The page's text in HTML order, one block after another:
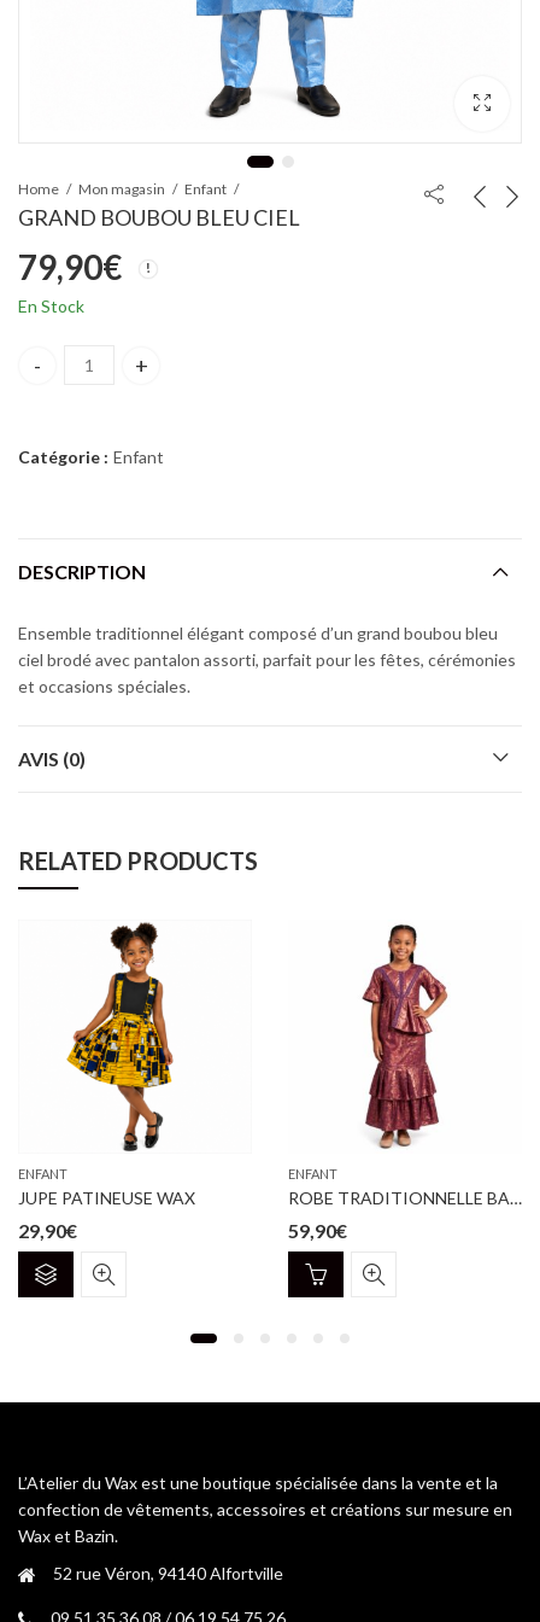
Home Mon magasin Enfant
GRAND BOUBOU BLEU CIEL
79,90€
En Stock
GRAND BOUBOU BLEU CIEL quantity
Catégorie : Enfant
DESCRIPTION
Ensemble traditionnel élégant composé d’un grand boubou bleu
ciel brodé avec pantalon assorti, parfait pour les fêtes, cérémonies
et occasions spéciales.
AVIS (0)
RELATED PRODUCTS
ENFANT
JUPE PATINEUSE WAX
29,90€
produit
être
choisies
sur
page
du
ENFANT
ROBE TRADITIONNELLE BAZIN BROCARD PRUNE
59,90€
L’Atelier du Wax est une boutique spécialisée dans la vente et la
confection de vêtements, accessoires et créations sur mesure en
Wax et Bazin.
52 rue Véron, 94140 Alfortville
09 51 35 36 08 / 06 19 54 75 26